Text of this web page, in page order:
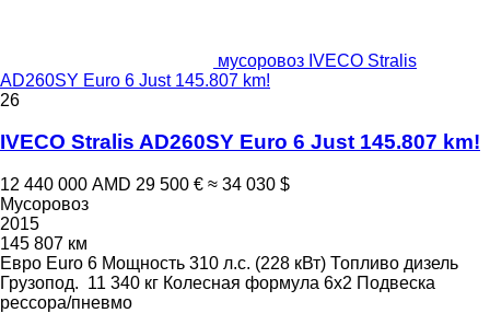
мусоровоз IVECO Stralis
AD260SY Euro 6 Just 145.807 km!
26
IVECO Stralis AD260SY Euro 6 Just 145.807 km!
12 440 000 AMD 29 500 € ≈ 34 030 $
Мусоровоз
2015
145 807 км
Евро Euro 6 Мощность 310 л.с. (228 кВт) Топливо дизель
Грузопод. 11 340 кг Колесная формула 6x2 Подвеска
рессора/пневмо